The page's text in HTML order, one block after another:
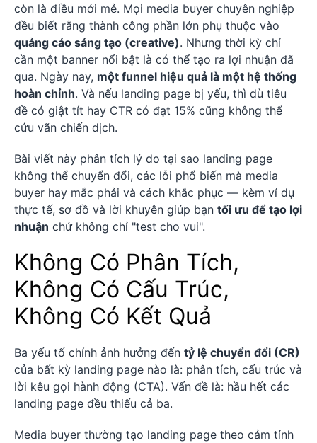
còn là điều mới mẻ. Mọi media buyer chuyên nghiệp
đều biết rằng thành công phần lớn phụ thuộc vào
quảng cáo sáng tạo (creative). Nhưng thời kỳ chỉ
cần một banner nổi bật là có thể tạo ra lợi nhuận đã
qua. Ngày nay, một funnel hiệu quả là một hệ thống
hoàn chỉnh. Và nếu landing page bị yếu, thì dù tiêu
đề có giật tít hay CTR có đạt 15% cũng không thể
cứu vãn chiến dịch.
Bài viết này phân tích lý do tại sao landing page
không thể chuyển đổi, các lỗi phổ biến mà media
buyer hay mắc phải và cách khắc phục — kèm ví dụ
thực tế, sơ đồ và lời khuyên giúp bạn tối ưu để tạo lợi
nhuận chứ không chỉ "test cho vui".
Không Có Phân Tích,
Không Có Cấu Trúc,
Không Có Kết Quả
Ba yếu tố chính ảnh hưởng đến tỷ lệ chuyển đổi (CR)
của bất kỳ landing page nào là: phân tích, cấu trúc và
lời kêu gọi hành động (CTA). Vấn đề là: hầu hết các
landing page đều thiếu cả ba.
Media buyer thường tạo landing page theo cảm tính